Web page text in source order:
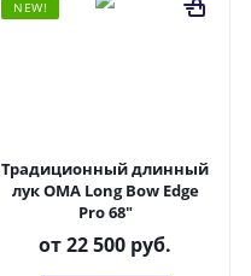
NEW!
Традиционный длинный
лук OMA Long Bow Edge
Pro 68"
от22 500 руб.